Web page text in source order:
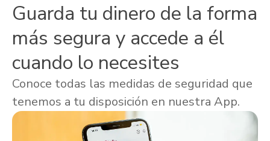
Guarda tu dinero de la forma
más segura y accede a él
cuando lo necesites
Conoce todas las medidas de seguridad que
tenemos a tu disposición en nuestra App.